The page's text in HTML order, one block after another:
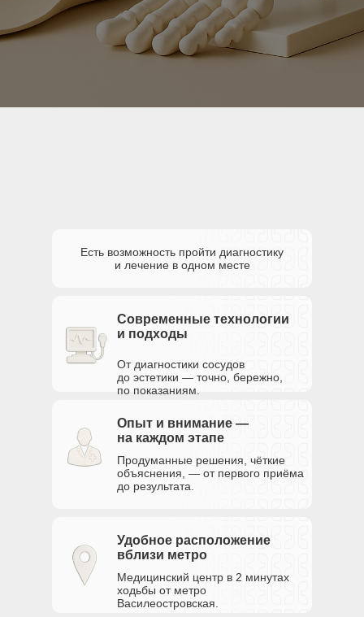
Есть возможность пройти диагностику
и лечение в одном месте
Продуманные решения, чёткие
объяснения, — от первого приёма
до результата.
Опыт и внимание —
на каждом этапе
От диагностики сосудов
до эстетики — точно, бережно,
по показаниям.
Современные технологии
и подходы
Медицинский центр в 2 минутах
ходьбы от метро
Василеостровская.
Удобное расположение
вблизи метро